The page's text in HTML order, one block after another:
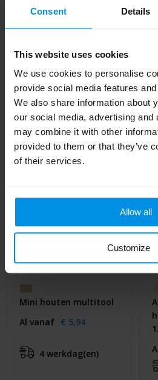
Consent Details
This website uses cookies
We use cookies to personalise
provide social media features
We also share information about
our social media, advertising and
may combine it with other
provided to them or that they’ve
of their services.
Allow all
Customize
COMBITOOL -
Al vanaf € 5,48
4 werkdag(en)
Mini houten multitool
Al vanaf € 5,94
4 werkdag(en)